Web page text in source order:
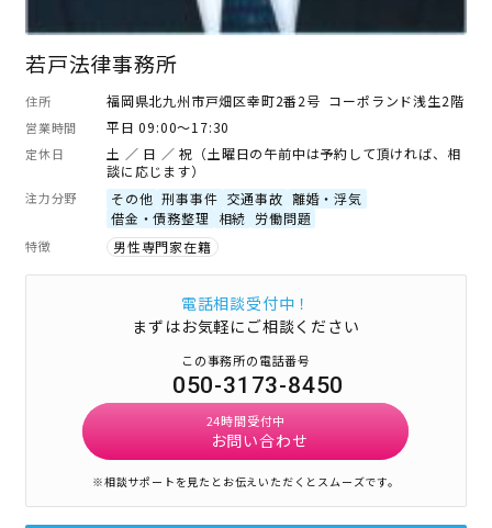
若戸法律事務所
住所 福岡県北九州市戸畑区幸町2番2号 コーポランド浅生2階
営業時間 平日 09:00～17:30
定休日
土 ／ 日 ／ 祝（土曜日の午前中は予約して頂ければ、相
談に応じます）
注力分野 その他 刑事事件 交通事故 離婚・浮気
借金・債務整理
相続 労働問題
特徴 男性専門家在籍
電話相談受付中！
まずはお気軽にご相談ください
この事務所の電話番号
050-3173-8450
24時間受付中
お問い合わせ
※相談サポートを見たとお伝えいただくとスムーズです。